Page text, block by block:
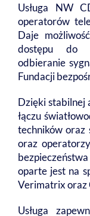
Usługa NW
operatorów
Daje
dostępu do
odbieranie
Fundacji
Dzięki stabilnej
łączu
techników oraz
oraz
oparte jest na
Verimatrix oraz
Usługa